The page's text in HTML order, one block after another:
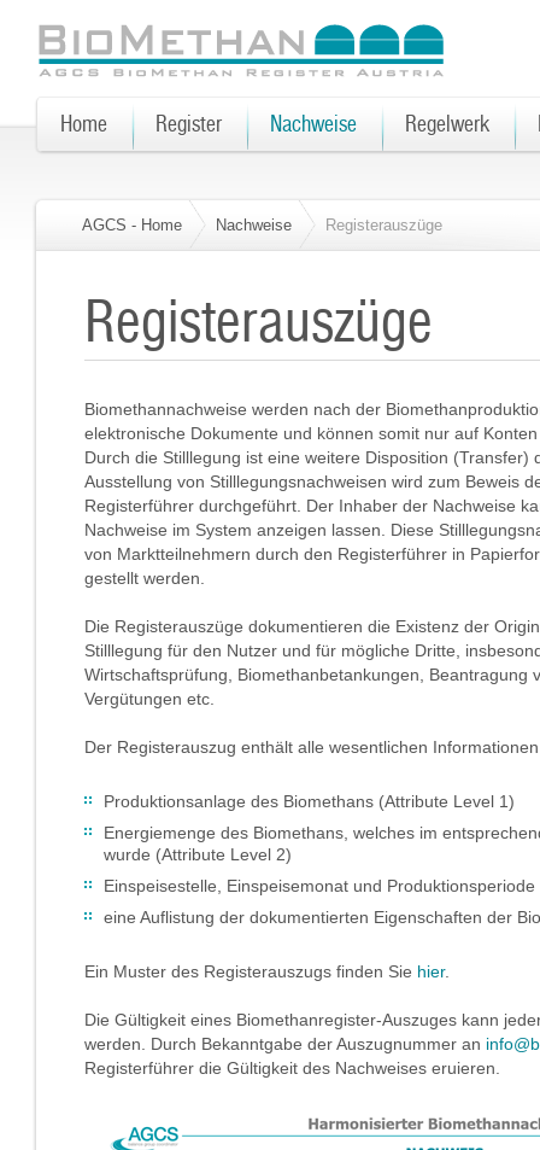
AGCS - Home Nachweise Registerauszüge
Registerauszüge
Biomethannachweise werden nach der
elektronische Dokumente und können somit nur auf
Durch die Stilllegung ist eine weitere Disposition (Transfer)
Ausstellung von Stilllegungsnachweisen wird zum Beweis
Registerführer durchgeführt. Der Inhaber der Nachweise
Nachweise im System anzeigen lassen. Diese
von Marktteilnehmern durch den Registerführer in
gestellt werden.
Die Registerauszüge dokumentieren die Existenz der
Stilllegung für den Nutzer und für mögliche Dritte,
Wirtschaftsprüfung, Biomethanbetankungen, Beantragung
Vergütungen etc.
Der Registerauszug enthält alle wesentlichen
Produktionsanlage des Biomethans (Attribute Level 1)
Energiemenge des Biomethans, welches im
wurde (Attribute Level 2)
Einspeisestelle, Einspeisemonat und
eine Auflistung der dokumentierten Eigenschaften der
Ein Muster des Registerauszugs finden Sie hier.
Die Gültigkeit eines Biomethanregister-Auszuges kann
werden. Durch Bekanntgabe der Auszugnummer an
Registerführer die Gültigkeit des Nachweises eruieren.
Home Register Nachweise Regelwerk